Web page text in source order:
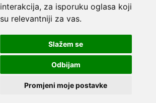
interakcija, za isporuku oglasa koji
su relevantniji za vas.
Slažem se
Odbijam
Promjeni moje postavke